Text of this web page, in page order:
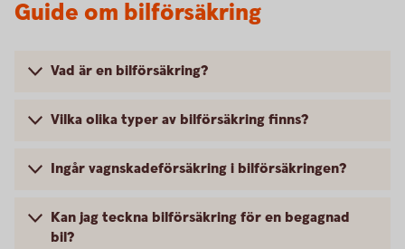
Guide om bilförsäkring
Vad är en bilförsäkring?
Vilka olika typer av bilförsäkring finns?
Ingår vagnskadeförsäkring i bilförsäkringen?
Kan jag teckna bilförsäkring för en begagnad
bil?